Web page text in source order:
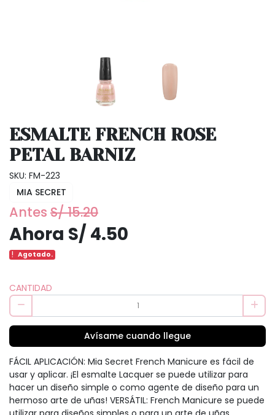
ESMALTE FRENCH ROSE
PETAL BARNIZ
SKU: FM-223
MIA SECRET
Antes S/ 15.20
Ahora S/ 4.50
Agotado.
CANTIDAD
Avísame cuando llegue
FÁCIL APLICACIÓN: Mia Secret French Manicure es fácil de
usar y aplicar. ¡El esmalte Lacquer se puede utilizar para
hacer un diseño simple o como agente de diseño para un
hermoso arte de uñas! VERSÁTIL: French Manicure se puede